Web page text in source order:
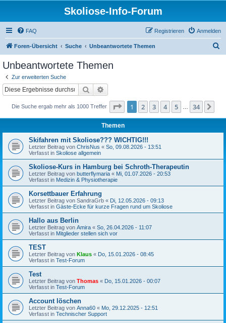
Skoliose-Info-Forum
FAQ Anmelden
Registrieren
Foren-Übersicht Suche Unbeantwortete Themen
Unbeantwortete Themen
Zur erweiterten Suche
Suche
Die Suche ergab mehr als 1000 Treffer Seite 1von 34
1 2 3 4 5 34
Themen
Skifahren mit Skoliose??? WICHTIG!!!
Letzter Beitrag von ChrisNus « So, 09.08.2026 - 13:51
Verfasst in Skoliose allgemein
Skoliose-Kurs in Hamburg bei Schroth-Therapeutin
Letzter Beitrag von butterflymaria « Mi, 01.07.2026 - 20:53
Verfasst in Medizin & Physiotherapie
Korsettbauer Erfahrung
Letzter Beitrag von SandraGrb « Di, 12.05.2026 - 09:13
Verfasst in Gäste-Ecke für kurze Fragen rund um Skoliose
Hallo aus Berlin
Letzter Beitrag von Amira « So, 26.04.2026 - 11:07
Verfasst in Mitglieder stellen sich vor
TEST
Letzter Beitrag von Klaus « Do, 15.01.2026 - 08:45
Verfasst in Test-Forum
Test
Letzter Beitrag von Thomas « Do, 15.01.2026 - 00:07
Verfasst in Test-Forum
Account löschen
Letzter Beitrag von Anna60 « Mo, 29.12.2025 - 12:51
Verfasst in Technischer Support